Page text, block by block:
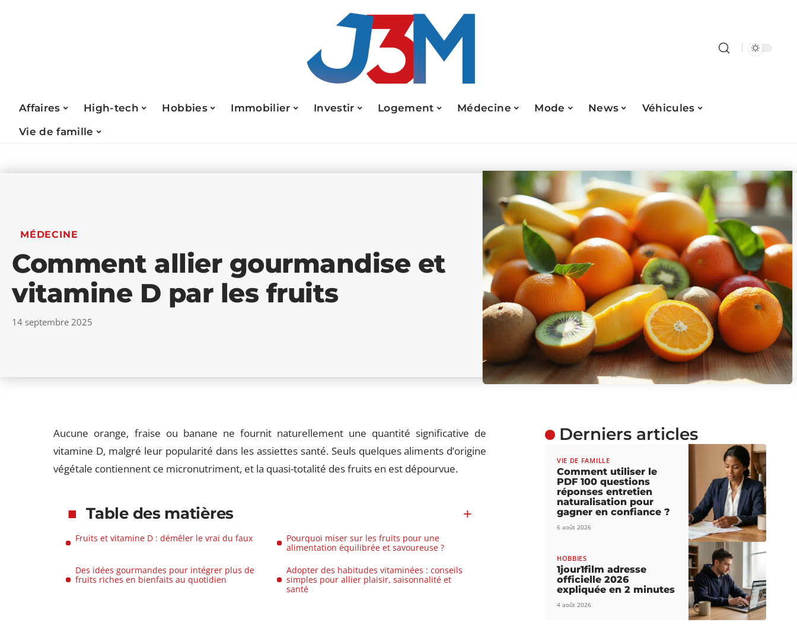
Affaires High-tech Hobbies Immobilier Investir Logement Médecine Mode News
Véhicules
Vie de famille
MÉDECINE
Comment allier gourmandise et
vitamine D par les fruits
14 septembre 2025
Aucune orange, fraise ou banane ne fournit naturellement une quantité significative de
vitamine D, malgré leur popularité dans les assiettes santé. Seuls quelques aliments d’origine
végétale contiennent ce micronutriment, et la quasi-totalité des fruits en est dépourvue.
Table des matières
Fruits et vitamine D : démêler le vrai du faux
Pourquoi miser sur les fruits pour une
alimentation équilibrée et savoureuse ?
Des idées gourmandes pour intégrer plus de
fruits riches en bienfaits au quotidien
Adopter des habitudes vitaminées : conseils
simples pour allier plaisir, saisonnalité et
santé
Derniers articles
VIE DE FAMILLE
Comment utiliser le
PDF 100 questions
réponses entretien
naturalisation pour
gagner en confiance ?
6 août 2026
HOBBIES
1jour1film adresse
officielle 2026
expliquée en 2 minutes
4 août 2026